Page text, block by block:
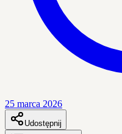
25 marca 2026
Udostępnij